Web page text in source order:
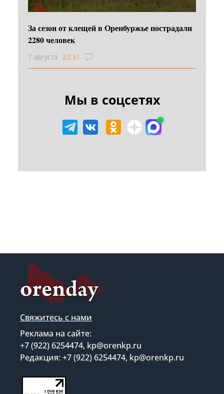
За сезон от клещей в Оренбуржье пострадали
2280 человек
7 августа 22:31
Мы в соцсетях
Свяжитесь с нами
Реклама на сайте:
+7 (922) 6254474, kp@orenkp.ru
Редакция: +7 (922) 6254474, kp@orenkp.ru